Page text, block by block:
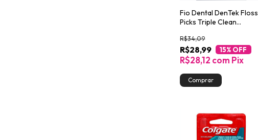
Fio Dental DenTek Floss
Picks Triple Clean
R$28,99
R$34,09
15% OFF
R$28,12 com Pix